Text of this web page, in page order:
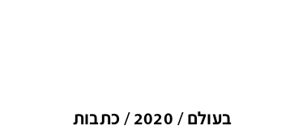
בעולם 2020 כתבות